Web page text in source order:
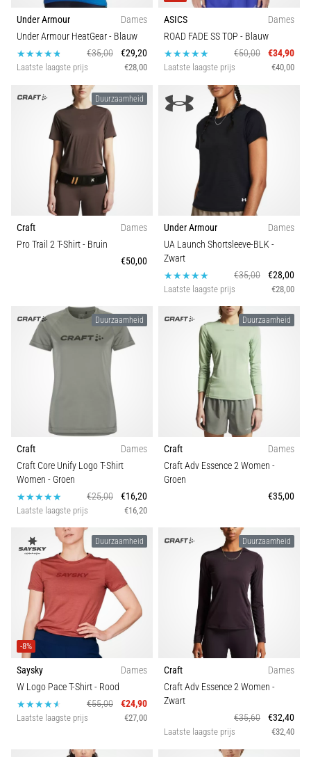
de
meest
voorkomende
oorzaken
fasciitis…
5. 8. 2026
7 min. lezen
Koolhydraatsupercompensatie:
Beïnvloedt
Het
koolhydraatsupercompensatie
uithoudingsprestaties
verbetert.
zo?
Ontdek
wat…
alle
artikelen
Under Armour
Dames
Under Armour HeatGear- Blauw
€35,00
€29,20
Laatste laagste prijs €28,00
ASICS
Dames
ROAD FADE SS TOP - Blauw
€50,00
€34,90
Laatste laagste prijs €40,00
Duurzaamheid
Craft
Dames
Pro Trail 2 T-Shirt- Bruin
€50,00
Under Armour
Dames
UA Launch Shortsleeve-BLK-
Zwart
€35,00
€28,00
Laatste laagste prijs €28,00
Duurzaamheid
Craft
Dames
Craft Core Unify Logo T-Shirt
Women - Groen
€25,00
€16,20
Laatste laagste prijs €16,20
Duurzaamheid
Craft
Dames
Craft Adv Essence 2 Women -
Groen
€35,00
Duurzaamheid
-8%
Saysky
Dames
W Logo Pace T-Shirt- Rood
€55,00
€24,90
Laatste laagste prijs €27,00
Duurzaamheid
Craft
Dames
Craft Adv Essence 2 Women -
Zwart
€35,60
€32,40
Laatste laagste prijs €32,40